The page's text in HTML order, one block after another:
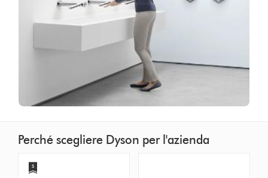
Perché scegliere Dyson per l'azienda